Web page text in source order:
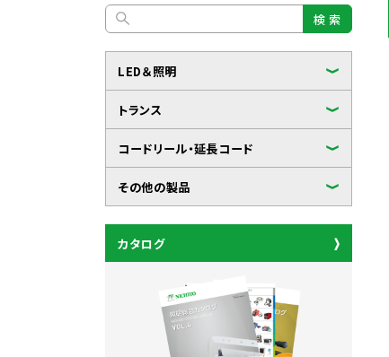
検 索
LED＆照明
トランス
コードリール・延長コード
その他の製品
カタログ